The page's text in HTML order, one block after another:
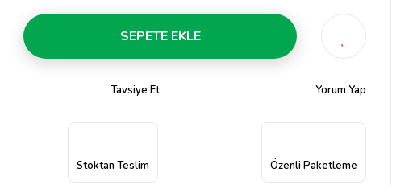
SEPETE EKLE
Tavsiye Et Yorum Yap
Stoktan Teslim Özenli Paketleme